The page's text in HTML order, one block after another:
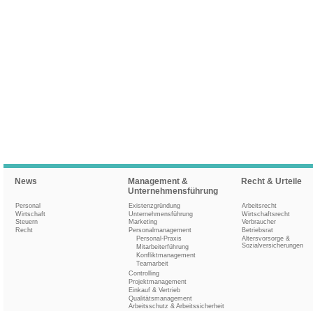
News
Personal
Wirtschaft
Steuern
Recht
Management &
Unternehmensführung
Existenzgründung
Unternehmensführung
Marketing
Personalmanagement
Personal-Praxis
Mitarbeiterführung
Konfliktmanagement
Teamarbeit
Controlling
Projektmanagement
Einkauf & Vertrieb
Qualitätsmanagement
Arbeitsschutz & Arbeitssicherheit
Recht & Urteile
Arbeitsrecht
Wirtschaftsrecht
Verbraucher
Betriebsrat
Altersvorsorge &
Sozialversicherungen